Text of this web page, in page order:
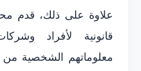
علاوة على ذلك، قدم
قانونية لأفراد
معلوماتهم الشخصية من